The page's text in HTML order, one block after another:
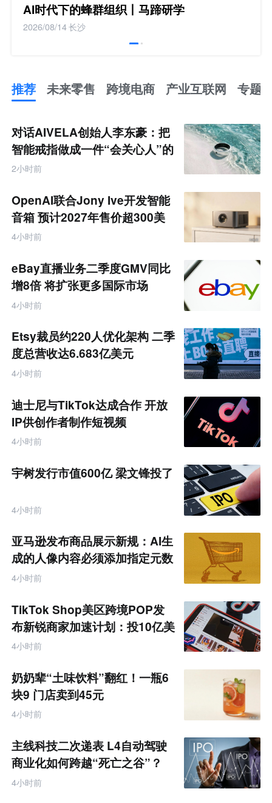
AI时代下的蜂群组织丨马蹄研学
2026/08/14长沙
推荐 未来零售 跨境电商 产业互联网 专题
来
零
售
跨
境
产
业
互
联
网
对话AIVELA创始人李东豪：把
智能戒指做成一件“会关心人”的
饰品
2小时前
OpenAI联合Jony Ive开发智能
音箱 预计2027年售价超300美
元
4小时前
eBay直播业务二季度GMV同比
增8倍 将扩张更多国际市场
4小时前
Etsy裁员约220人优化架构 二季
度总营收达6.683亿美元
4小时前
迪士尼与TikTok达成合作 开放
IP供创作者制作短视频
4小时前
宇树发行市值600亿 梁文锋投了
4小时前
亚马逊发布商品展示新规：AI生
成的人像内容必须添加指定元数
据
4小时前
TikTok Shop美区跨境POP发
布新锐商家加速计划：投10亿美
金资源帮扶四类商家
4小时前
奶奶辈“土味饮料”翻红！一瓶6
块9 门店卖到45元
4小时前
主线科技二次递表 L4自动驾驶
商业化如何跨越“死亡之谷”？
4小时前